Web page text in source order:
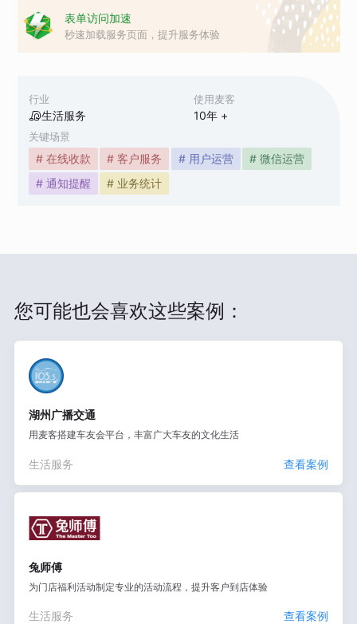
行业
生活服务
使用麦客
10年 +
关键场景
# 在线收款 # 客户服务 # 用户运营
# 微信运营
# 通知提醒
# 业务统计
表单访问加速
秒速加载服务页面，提升服务体验
您可能也会喜欢这些案例：
湖州广播交通
用麦客搭建车友会平台，丰富广大车友的文化生活
生活服务 查看案例
兔师傅
为门店福利活动制定专业的活动流程，提升客户到店体验
生活服务 查看案例